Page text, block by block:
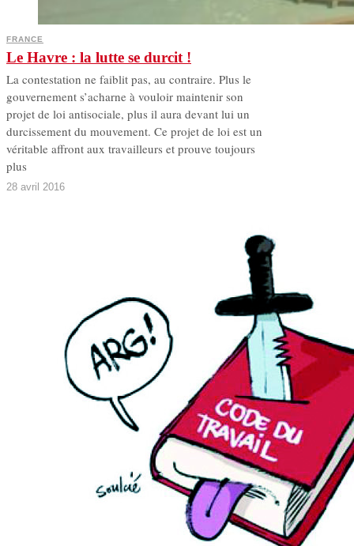
FRANCE
Le Havre : la lutte se durcit !
La contestation ne faiblit pas, au contraire. Plus le
gouvernement s’acharne à vouloir maintenir son
projet de loi antisociale, plus il aura devant lui un
durcissement du mouvement. Ce projet de loi est un
véritable affront aux travailleurs et prouve toujours
plus
28 avril 2016